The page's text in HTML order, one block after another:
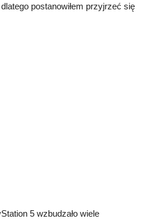
postanowiłem przyjrzeć się
5 wzbudzało wiele